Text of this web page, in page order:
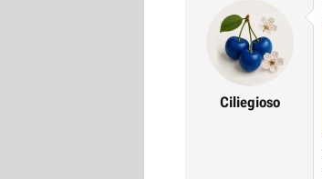
Ciliegioso